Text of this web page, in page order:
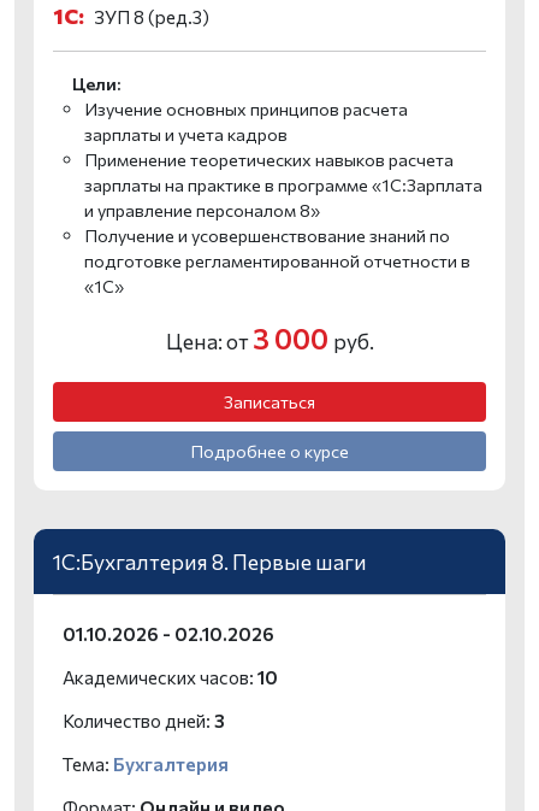
1С: ЗУП 8 (ред.3)
Цели:
Изучение основных принципов расчета
зарплаты и учета кадров
Применение теоретических навыков расчета
зарплаты на практике в программе «1С:Зарплата
и управление персоналом 8»
Получение и усовершенствование знаний по
подготовке регламентированной отчетности в
«1С»
Цена: от3 000 руб.
Записаться
Подробнее о курсе
1С:Бухгалтерия 8. Первые шаги
01.10.2026 - 02.10.2026
Академических часов: 10
Количество дней: 3
Тема: Бухгалтерия